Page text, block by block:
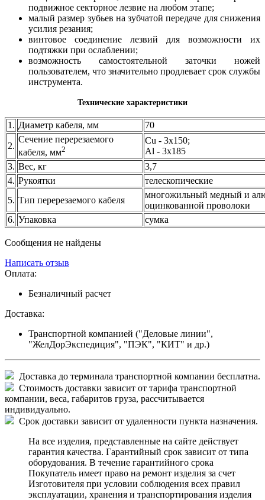
подвижное секторное лезвие на любом этапе;
малый размер зубьев на зубчатой передаче для снижения
усилия резания;
винтовое соединение лезвий для возможности их
подтяжки при ослаблении;
возможность самостоятельной заточки ножей
пользователем, что значительно продлевает срок службы
инструмента.
Технические характеристики
1. Диаметр кабеля, мм 70
2.
Сечение перерезаемого
кабеля, мм2
Cu - 3х150;
Al - 3х185
3. Вес, кг
3,7
4. Рукоятки
телескопические
5. Тип перерезаемого кабеля
многожильный медный и
оцинкованной проволоки
6. Упаковка сумка
Сообщения не найдены
Написать отзыв
Оплата:
Безналичный расчет
Доставка:
Транспортной компанией ("Деловые линии",
"ЖелДорЭкспедиция", "ПЭК", "КИТ" и др.)
Доставка до терминала транспортной компании бесплатна.
Стоимость доставки зависит от тарифа транспортной
компании, веса, габаритов груза, рассчитывается
индивидуально.
Срок доставки зависит от удаленности пункта назначения.
На все изделия, представленные на сайте действует
гарантия качества. Гарантийный срок зависит от типа
оборудования. В течение гарантийного срока
Покупатель имеет право на ремонт изделия за счет
Изготовителя при условии соблюдения всех правил
эксплуатации, хранения и транспортирования изделия